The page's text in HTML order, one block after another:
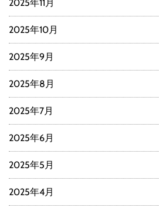
2025年11月
2025年10月
2025年9月
2025年8月
2025年7月
2025年6月
2025年5月
2025年4月